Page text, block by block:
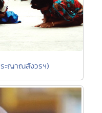
ะญาณสังวรฯ)